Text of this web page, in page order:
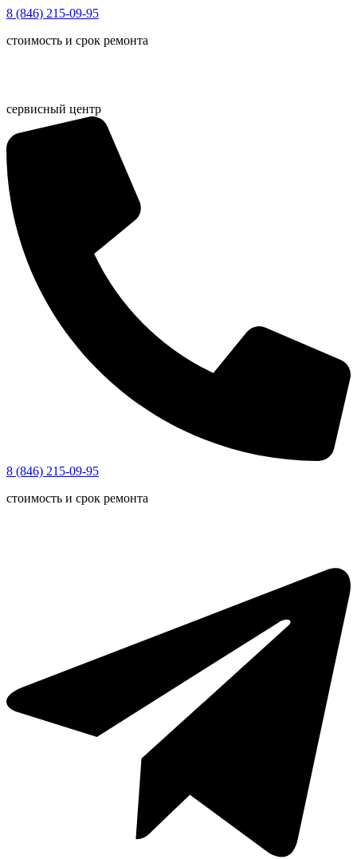
Перейти
содержимому
8 (846) 215-09-95
стоимость и срок ремонта
сервисный центр
8 (846) 215-09-95
стоимость и срок ремонта